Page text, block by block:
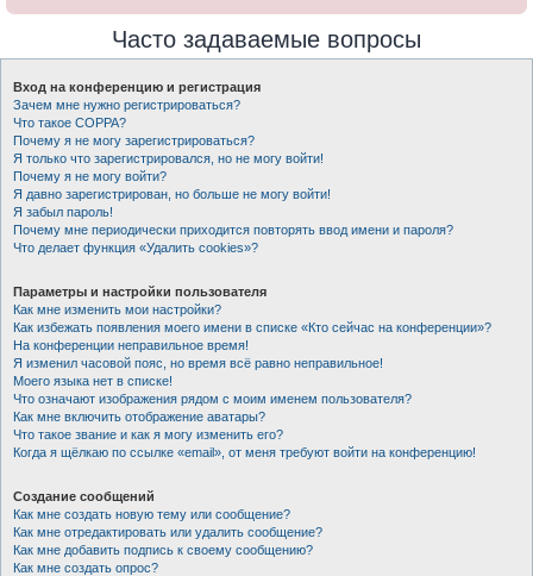
Часто задаваемые вопросы
Вход на конференцию и регистрация
Зачем мне нужно регистрироваться?
Что такое COPPA?
Почему я не могу зарегистрироваться?
Я только что зарегистрировался, но не могу войти!
Почему я не могу войти?
Я давно зарегистрирован, но больше не могу войти!
Я забыл пароль!
Почему мне периодически приходится повторять ввод имени и пароля?
Что делает функция «Удалить cookies»?
Параметры и настройки пользователя
Как мне изменить мои настройки?
Как избежать появления моего имени в списке «Кто сейчас на конференции»?
На конференции неправильное время!
Я изменил часовой пояс, но время всё равно неправильное!
Моего языка нет в списке!
Что означают изображения рядом с моим именем пользователя?
Как мне включить отображение аватары?
Что такое звание и как я могу изменить его?
Когда я щёлкаю по ссылке «email», от меня требуют войти на конференцию!
Создание сообщений
Как мне создать новую тему или сообщение?
Как мне отредактировать или удалить сообщение?
Как мне добавить подпись к своему сообщению?
Как мне создать опрос?